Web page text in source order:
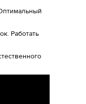
Работать